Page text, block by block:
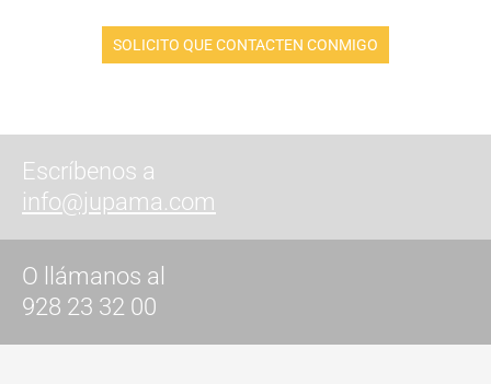
Escríbenos a
info@jupama.com
O llámanos al
928 23 32 00